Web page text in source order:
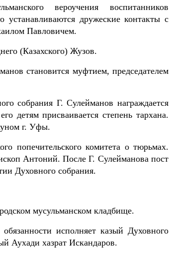
вероучения воспитанников
устанавливаются дружеские контакты с
Павловичем.
(Казахского) Жузов.
становится муфтием, председателем
собрания Г. Сулейманов награждается
детям присваивается степень тархана.
г. Уфы.
попечительского комитета о тюрьмах.
Антоний. После Г. Сулейманова пост
Духовного собрания.
мусульманском кладбище.
исполняет казый Духовного
Аухади хазрат Искандаров.